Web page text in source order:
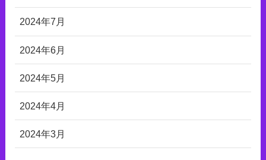
2024年7月
2024年6月
2024年5月
2024年4月
2024年3月